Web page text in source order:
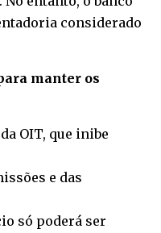
considerado
manter os
OIT, que inibe
e das
só poderá ser